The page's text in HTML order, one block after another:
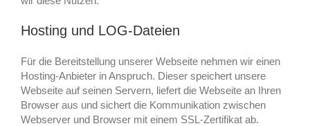
Hosting und LOG-Dateien
Für die Bereitstellung unserer Webseite nehmen wir einen
Hosting-Anbieter in Anspruch. Dieser speichert unsere
Webseite auf seinen Servern, liefert die Webseite an Ihren
Browser aus und sichert die Kommunikation zwischen
Webserver und Browser mit einem SSL-Zertifikat ab.